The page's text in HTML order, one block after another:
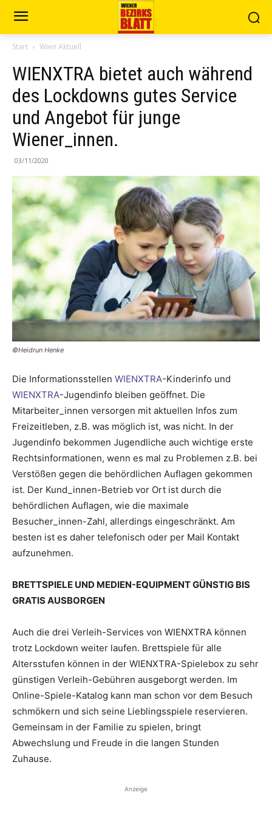
Start Wien Aktuell
WIENXTRA bietet auch während
des Lockdowns gutes Service
und Angebot für junge
Wiener_innen.
03/11/2020
©Heidrun Henke
Die Informationsstellen WIENXTRA-Kinderinfo und
WIENXTRA-Jugendinfo bleiben geöffnet. Die
Mitarbeiter_innen versorgen mit aktuellen Infos zum
Freizeitleben, z.B. was möglich ist, was nicht. In der
Jugendinfo bekommen Jugendliche auch wichtige erste
Rechtsinformationen, wenn es mal zu Problemen z.B. bei
Verstößen gegen die behördlichen Auflagen gekommen
ist. Der Kund_innen-Betrieb vor Ort ist durch die
behördlichen Auflagen, wie die maximale
Besucher_innen-Zahl, allerdings eingeschränkt. Am
besten ist es daher telefonisch oder per Mail Kontakt
aufzunehmen.
BRETTSPIELE UND MEDIEN-EQUIPMENT GÜNSTIG BIS
GRATIS AUSBORGEN
Auch die drei Verleih-Services von WIENXTRA können
trotz Lockdown weiter laufen. Brettspiele für alle
Altersstufen können in der WIENXTRA-Spielebox zu sehr
günstigen Verleih-Gebühren ausgeborgt werden. Im
Online-Spiele-Katalog kann man schon vor dem Besuch
schmökern und sich seine Lieblingsspiele reservieren.
Gemeinsam in der Familie zu spielen, bringt
Abwechslung und Freude in die langen Stunden
Zuhause.
Anzeige